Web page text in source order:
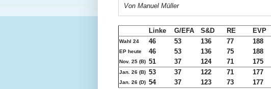
Von Manuel Müller
Linke G/EFA S&D RE EVP
Wahl 24 46 53 136 77 188
EP heute 46 53 136 75 188
Nov. 25 (B) 51 37 124 71 175
Jan. 26 (B) 53 37 122 71 177
Jan. 26 (D) 54 37 123 73 177